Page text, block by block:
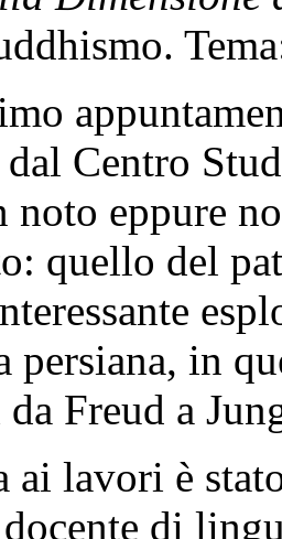
Centro
noto eppure
quello del
persiana, in
Freud a
ai lavori è
di